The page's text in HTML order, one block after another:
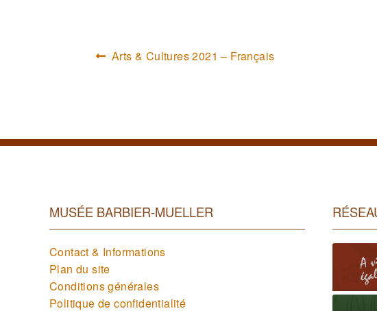
Arts & Cultures 2021 – FrançaisArticle
MUSÉE BARBIER-MUELLER
Contact & Informations
Plan du site
Conditions générales
Politique de confidentialité